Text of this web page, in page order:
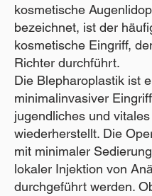
kosmetische
bezeichnet, ist der
kosmetische Eingriff,
Richter durchführt.
Die Blepharoplastik ist
minimalinvasiver
jugendliches und
wiederherstellt. Die
mit minimaler
lokaler Injektion von
durchgeführt werden.